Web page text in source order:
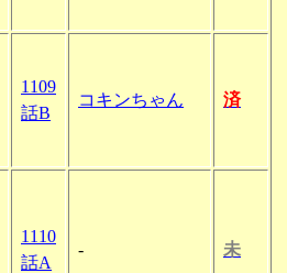
1109
話B
コキンちゃん 済
1110
話A
- 未